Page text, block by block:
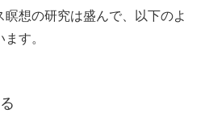
瞑想の研究は盛んで、以下のよ
す。